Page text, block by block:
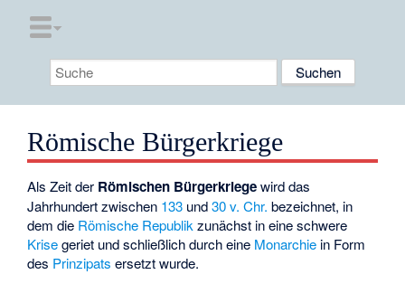
Römische Bürgerkriege
Als Zeit der Römischen Bürgerkriegewird das
Jahrhundert zwischen 133 und30 v. Chr. bezeichnet, in
dem die Römische Republikzunächst in eine schwere
Krisegeriet und schließlich durch eine Monarchie in Form
des Prinzipats ersetzt wurde.